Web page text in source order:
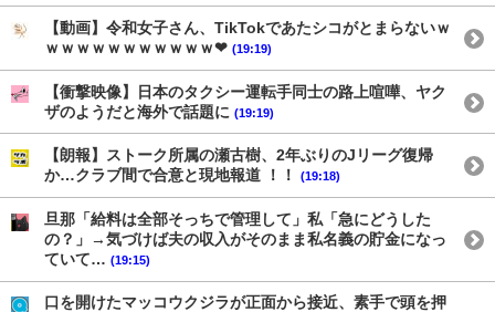
【動画】令和女子さん、TikTokであたシコがとまらないｗ
ｗｗｗｗｗｗｗｗｗｗｗ❤ (19:19)
【衝撃映像】日本のタクシー運転手同士の路上喧嘩、ヤク
ザのようだと海外で話題に (19:19)
【朗報】ストーク所属の瀬古樹、2年ぶりのJリーグ復帰
か…クラブ間で合意と現地報道 ！！
(19:18)
旦那「給料は全部そっちで管理して」私「急にどうした
の？」→気づけば夫の収入がそのまま私名義の貯金になっ
ていて… (19:15)
口を開けたマッコウクジラが正面から接近、素手で頭を押